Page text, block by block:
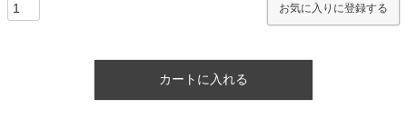
お気に入りに登録する
カートに入れる